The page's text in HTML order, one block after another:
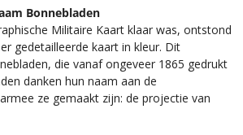
Bonnebladen
Militaire Kaart klaar was, ontstond
gedetailleerde kaart in kleur. Dit
die vanaf ongeveer 1865 gedrukt
danken hun naam aan de
ze gemaakt zijn: de projectie van